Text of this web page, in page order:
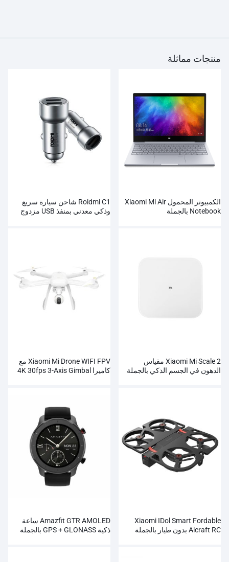
منتجات مماثلة
الكمبيوتر المحمول Xiaomi Mi Air
Notebook بالجملة
Roidmi C1 شاحن سيارة سريع
وذكي معدني بمنفذ USB مزدوج
Xiaomi Mi Scale 2 مقياس
الدهون في الجسم الذكي بالجملة
Xiaomi Mi Drone WIFI FPV مع
كاميرا 4K 30fps 3-Axis Gimbal
Xiaomi IDol Smart Fordable
Aicraft RC بدون طيار بالجملة
Amazfit GTR AMOLED ساعة
ذكية GPS + GLONASS بالجملة